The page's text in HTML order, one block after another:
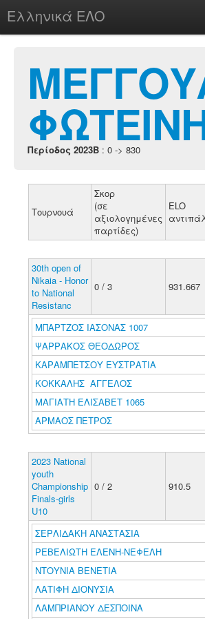
Ελληνικά ΕΛΟ
chesstu.be @ discord
Login
Περίοδος 2023B : 0 -> 830
Τουρνουά
Σκορ
(σε
αξιολογημένες
παρτίδες)
ELO
30th open of
Nikaia - Honor
to National
Resistanc
0 / 3 931.667
ΜΠΑΡΤΖΟΣ ΙΑΣΟΝΑΣ 1007
ΨΑΡΡΑΚΟΣ ΘΕΟΔΩΡΟΣ
ΚΑΡΑΜΠΕΤΣΟΥ ΕΥΣΤΡΑΤΙΑ
ΚΟΚΚΑΛΗΣ ΑΓΓΕΛΟΣ
ΜΑΓΙΑΤΗ ΕΛΙΣΑΒΕΤ 1065
ΑΡΜΑΟΣ ΠΕΤΡΟΣ
2023 National
youth
Championship
Finals-girls
U10
0 / 2 910.5
ΣΕΡΛΙΔΑΚΗ ΑΝΑΣΤΑΣΙΑ
ΡΕΒΕΛΙΩΤΗ ΕΛΕΝΗ-ΝΕΦΕΛΗ
ΝΤΟΥΝΙΑ ΒΕΝΕΤΙΑ
ΛΑΤΙΦΗ ΔΙΟΝΥΣΙΑ
ΛΑΜΠΡΙΑΝΟΥ ΔΕΣΠΟΙΝΑ